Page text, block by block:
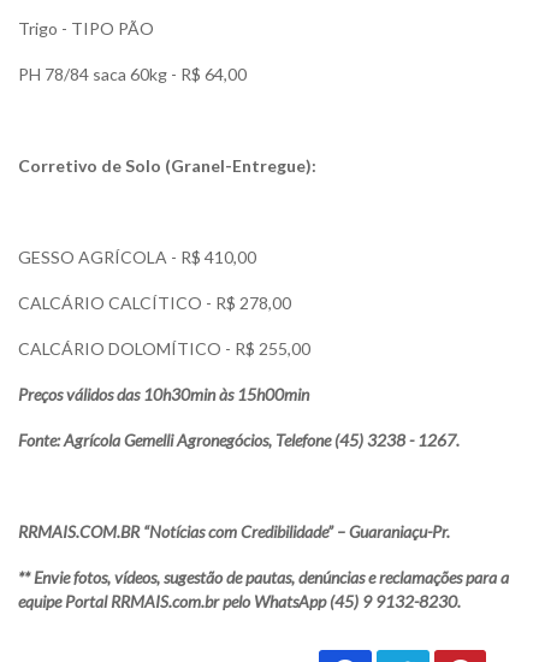
Trigo - TIPO PÃO
PH 78/84 saca 60kg - R$ 64,00
Corretivo de Solo (Granel-Entregue):
GESSO AGRÍCOLA - R$ 410,00
CALCÁRIO CALCÍTICO - R$ 278,00
CALCÁRIO DOLOMÍTICO - R$ 255,00
Preços válidos das 10h30min às 15h00min
Fonte: Agrícola Gemelli Agronegócios, Telefone (45) 3238 - 1267.
RRMAIS.COM.BR “Notícias com Credibilidade” – Guaraniaçu-Pr.
** Envie fotos, vídeos, sugestão de pautas, denúncias e reclamações para a
equipe Portal RRMAIS.com.br pelo WhatsApp (45) 9 9132-8230.